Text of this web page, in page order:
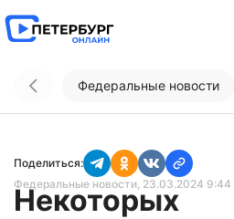
Федеральные новости
Поделиться:
Федеральные новости, 23.03.2024 9:44
Некоторых